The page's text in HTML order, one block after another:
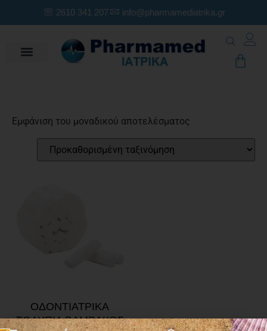
2610 341 207 info@pharmamediatrika.gr
Εμφάνιση του μοναδικού αποτελέσματος
ΟΔΟΝΤΙΑΤΡΙΚΑ
ΤΟΛΥΠΙΑ ΒΑΜΒΑΚΟΣ